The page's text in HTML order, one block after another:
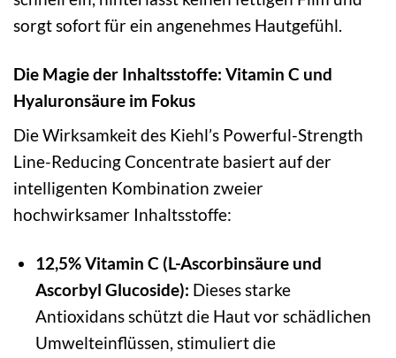
sorgt sofort für ein angenehmes Hautgefühl.
Die Magie der Inhaltsstoffe: Vitamin C und
Hyaluronsäure im Fokus
Die Wirksamkeit des Kiehl’s Powerful-Strength
Line-Reducing Concentrate basiert auf der
intelligenten Kombination zweier
hochwirksamer Inhaltsstoffe:
12,5% Vitamin C (L-Ascorbinsäure und
Ascorbyl Glucoside): Dieses starke
Antioxidans schützt die Haut vor schädlichen
Umwelteinflüssen, stimuliert die